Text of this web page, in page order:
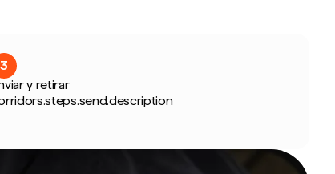
3
y retirar